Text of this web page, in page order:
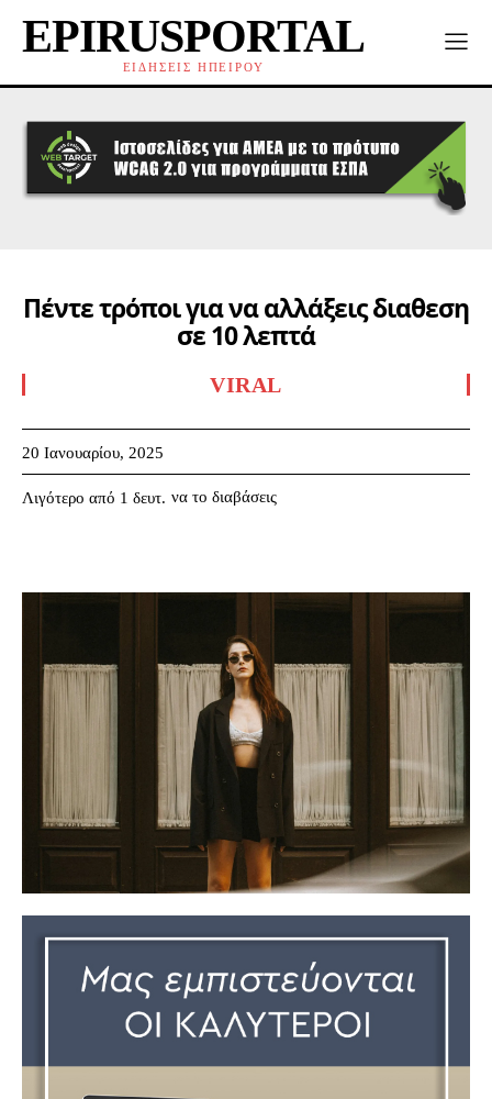
EPIRUSPORTAL
ΕΙΔΗΣΕΙΣ ΗΠΕΙΡΟΥ
Πέντε τρόποι για να αλλάξεις διαθεση
σε 10 λεπτά
VIRAL
20 Ιανουαρίου, 2025
Λιγότερο από 1 δευτ. να το διαβάσεις